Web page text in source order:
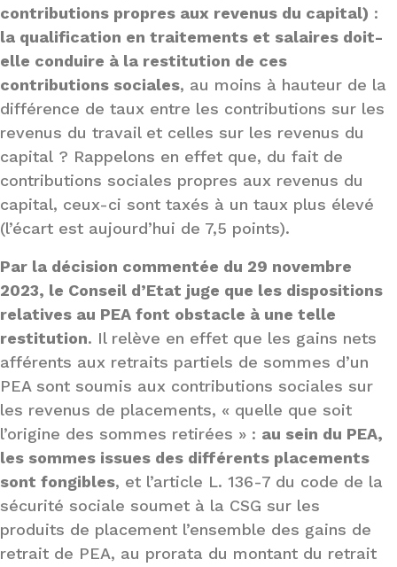
contributions propres aux revenus du capital) :
la qualification en traitements et salaires doit-
elle conduire à la restitution de ces
contributions sociales, au moins à hauteur de la
différence de taux entre les contributions sur les
revenus du travail et celles sur les revenus du
capital ? Rappelons en effet que, du fait de
contributions sociales propres aux revenus du
capital, ceux-ci sont taxés à un taux plus élevé
(l’écart est aujourd’hui de 7,5 points).
Par la décision commentée du 29 novembre
2023, le Conseil d’Etat juge que les dispositions
relatives au PEA font obstacle à une telle
restitution. Il relève en effet que les gains nets
afférents aux retraits partiels de sommes d’un
PEA sont soumis aux contributions sociales sur
les revenus de placements, « quelle que soit
l’origine des sommes retirées » : au sein du PEA,
les sommes issues des différents placements
sont fongibles, et l’article L. 136-7 du code de la
sécurité sociale soumet à la CSG sur les
produits de placement l’ensemble des gains de
retrait de PEA, au prorata du montant du retrait